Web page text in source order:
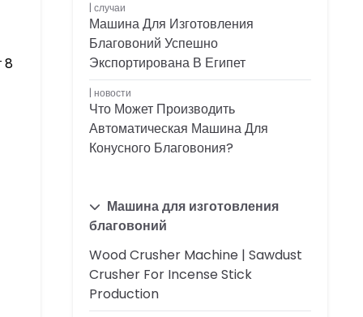
8
случаи
Машина Для Изготовления
Благовоний Успешно
Экспортирована В Египет
новости
Что Может Производить
Автоматическая Машина Для
Конусного Благовония?
Машина для изготовления
благовоний
Wood Crusher Machine | Sawdust
Crusher For Incense Stick
Production